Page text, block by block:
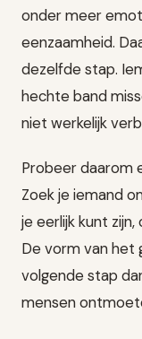
onder meer
eenzaamheid.
dezelfde stap.
hechte band
niet werkelijk
Probeer daarom
Zoek je iemand
je eerlijk kunt
De vorm van het
volgende stap
mensen